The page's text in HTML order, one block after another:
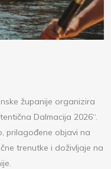
županije organizira
Dalmacija 2026“.
prilagođene objavi na
trenutke i doživljaje na